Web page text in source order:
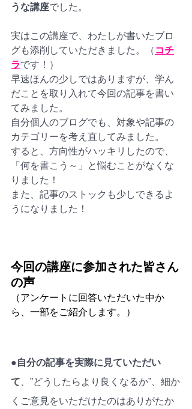
うな講座でした。
実はこの講座で、わたしが書いたブロ
グも添削していただきました。（ コチ
ラです！）
早速ほんの少しではありますが、学ん
だことを取り入れて今回の記事を書い
てみました。
自分個人のブログでも、対象や記事の
カテゴリーを考え直してみました。
すると、方向性がハッキリしたので、
「何を書こう～」と悩むことがなくな
りました！
また、記事のストックも少しできるよ
うになりました！
今回の講座に参加された皆さん
の声
（アンケートに回答いただいた中か
ら、一部をご紹介します。）
●自分の記事を実際に見ていただい
て 、”どうしたらより良くなるか”、細か
くご意見をいただけたのはありがたか